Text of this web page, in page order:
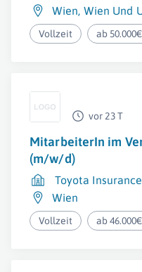
Wien, Wien Und
Vollzeit ab
vor 23 T
MitarbeiterIn im
(m/w/d)
Toyota
Wien
Vollzeit ab